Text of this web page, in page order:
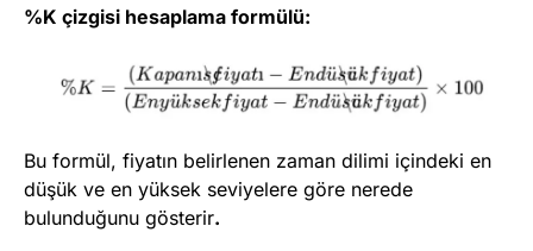
%K çizgisi hesaplama formülü:
Bu formül, fiyatın belirlenen zaman dilimi içindeki en
düşük ve en yüksek seviyelere göre nerede
bulunduğunu gösterir.